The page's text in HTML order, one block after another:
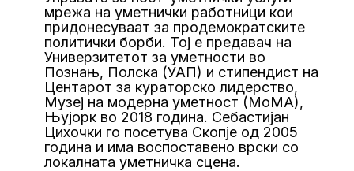
мрежа на уметнички работници кои
придонесуваат за продемократските
политички борби. Тој е предавач на
Универзитетот за уметности во
Познањ, Полска (УАП) и стипендист на
Центарот за кураторско лидерство,
Музеј на модерна уметност (МоМА),
Њујорк во 2018 година. Себастијан
Цихочки го посетува Скопје од 2005
година и има воспоставено врски со
локалната уметничка сцена.